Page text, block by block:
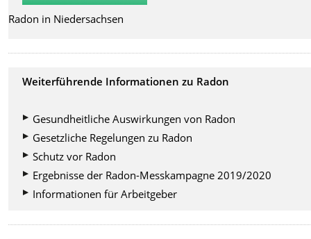
Radon in Niedersachsen
Weiterführende Informationen zu Radon
Gesundheitliche Auswirkungen von Radon
Gesetzliche Regelungen zu Radon
Schutz vor Radon
Ergebnisse der Radon-Messkampagne 2019/2020
Informationen für Arbeitgeber